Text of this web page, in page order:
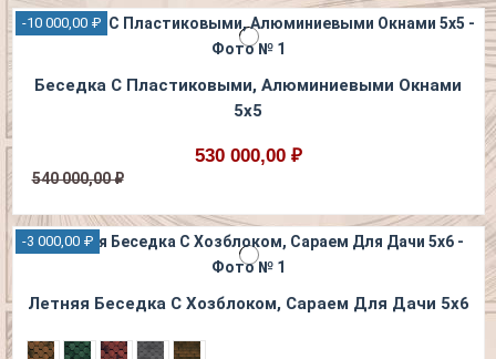
-10 000,00 ₽
Беседка С Пластиковыми, Алюминиевыми Окнами
5х5
530 000,00 ₽
540 000,00 ₽
-3 000,00 ₽
Летняя Беседка С Хозблоком, Сараем Для Дачи 5х6